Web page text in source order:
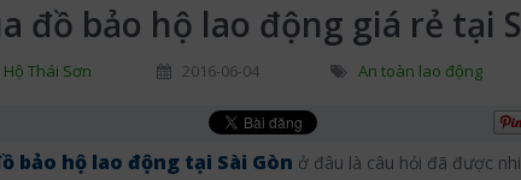
đồ bảo hộ lao động giá rẻ tại
Hộ Thái Sơn 2016-06-04 An toàn lao động
bảo hộ lao động tại Sài Gòn ở đâu là câu hỏi đã được